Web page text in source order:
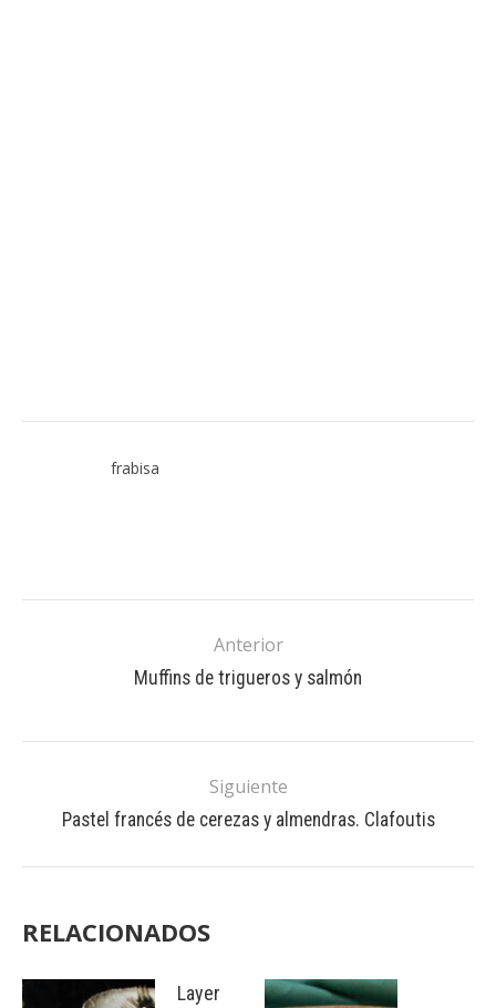
frabisa
Anterior
Muffins de trigueros y salmón
Siguiente
Pastel francés de cerezas y almendras. Clafoutis
RELACIONADOS
Layer